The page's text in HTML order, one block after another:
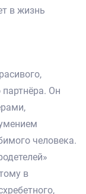
в жизнь
Он
человека.
в